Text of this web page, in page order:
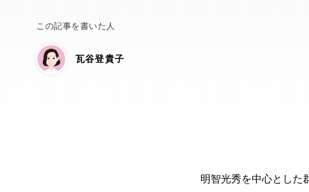
この記事を書いた人
瓦谷登貴子
明智光秀を中心とした